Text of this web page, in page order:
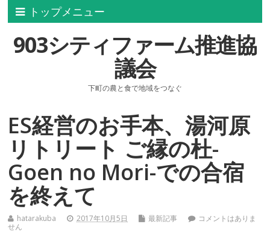
トップメニュー
903シティファーム推進協
議会
下町の農と食で地域をつなぐ
ES経営のお手本、湯河原
リトリート ご縁の杜-
Goen no Mori-での合宿
を終えて
hatarakuba 2017年10月5日 最新記事
コメントはありま
せん